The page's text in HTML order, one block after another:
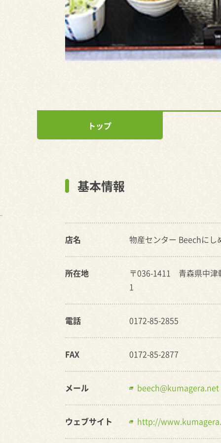
トップ
基本情報
店名 物産センター Beechにし
所在地
〒036-1411 青森県中津
1
電話 0172-85-2855
FAX 0172-85-2877
メール beech@kumagera.net
ウェブサイト http://